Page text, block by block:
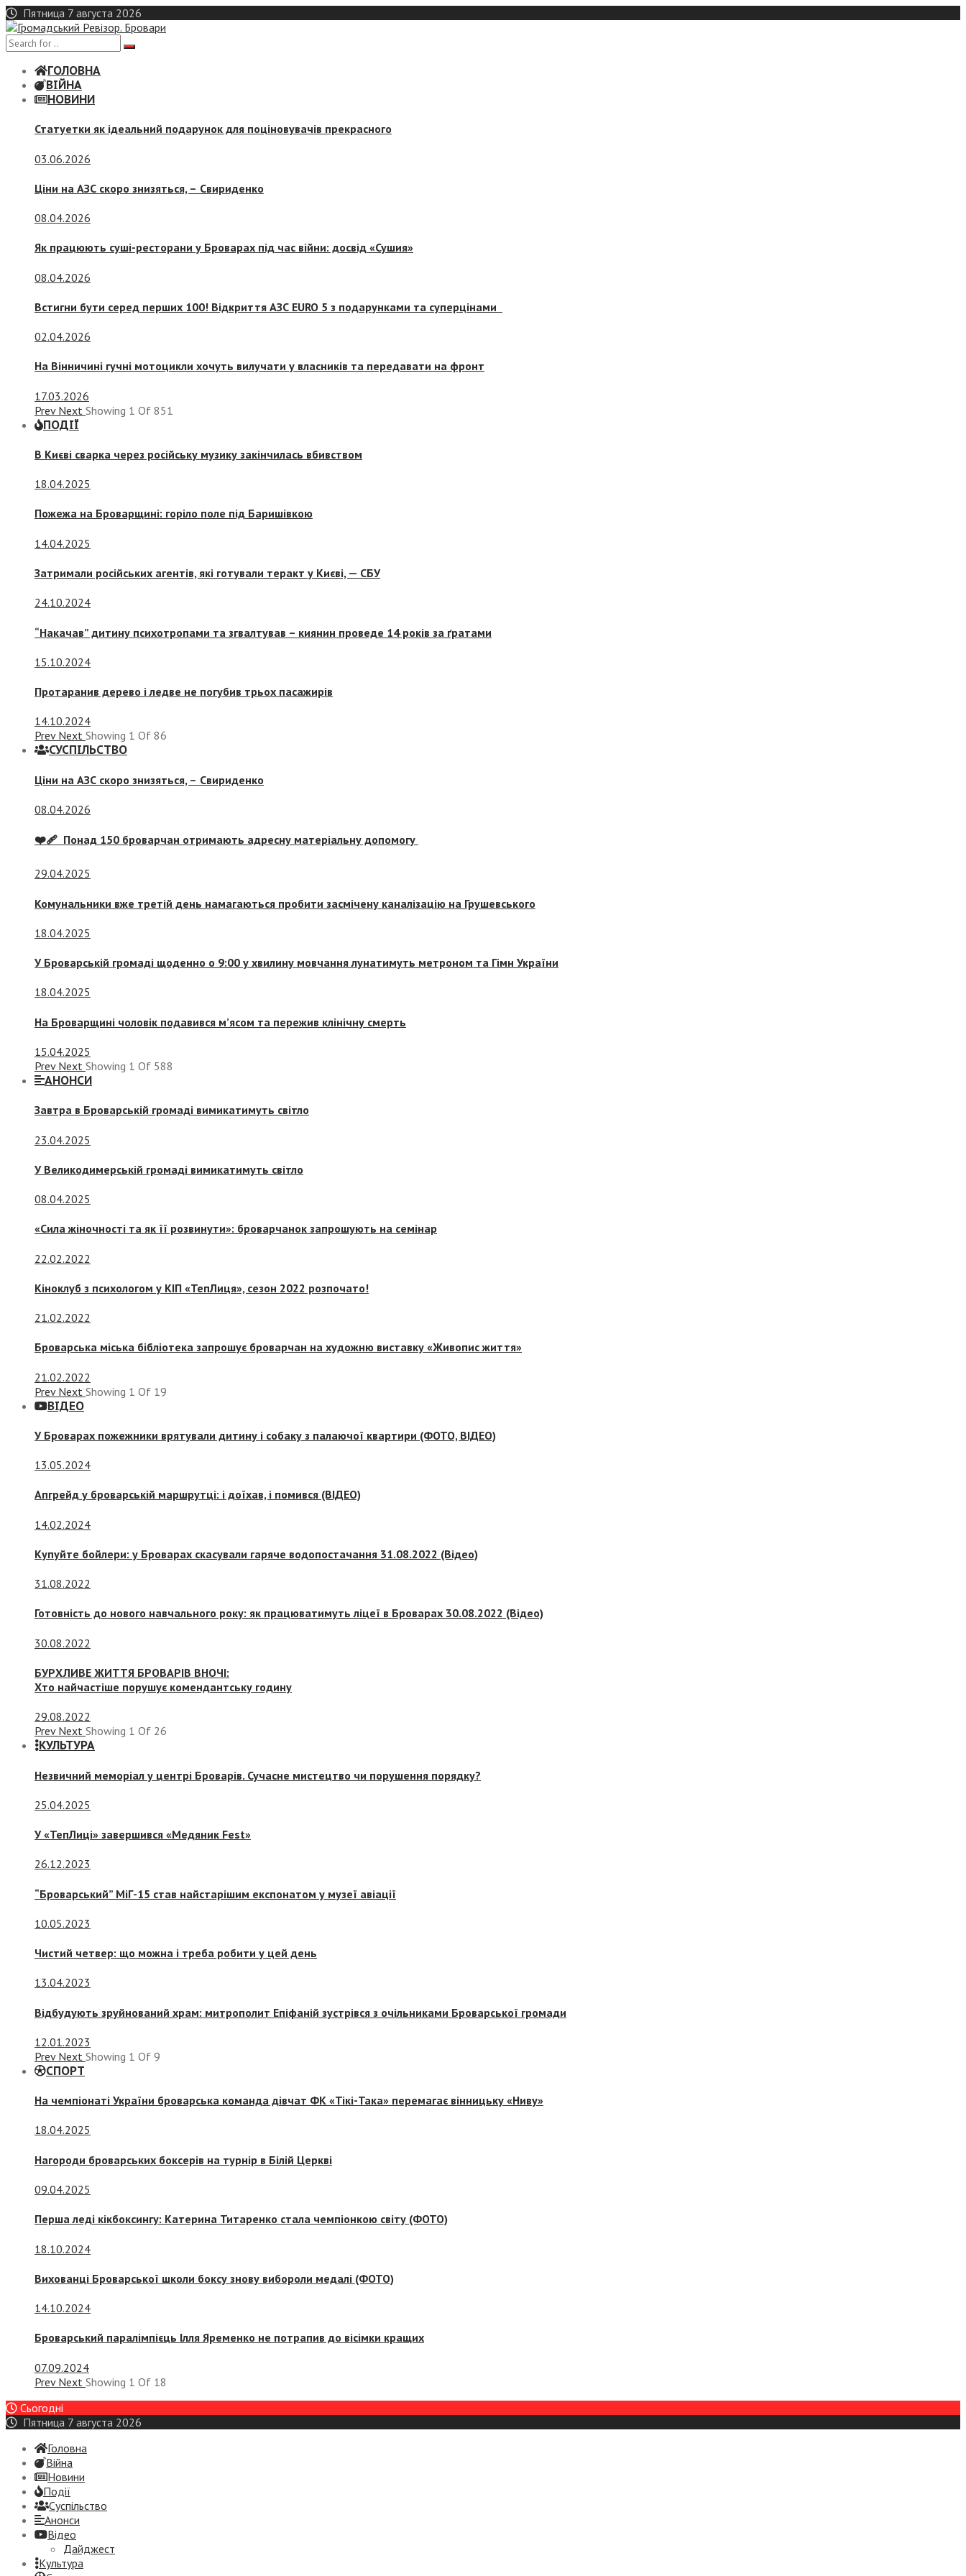
Skip
to
content
Пятница 7 августа 2026
ГОЛОВНА
ВІЙНА
НОВИНИ
Статуетки як ідеальний подарунок для поціновувачів прекрасного
03.06.2026
Ціни на АЗС скоро знизяться, – Свириденко
08.04.2026
Як працюють суші-ресторани у Броварах під час війни: досвід «Сушия»
08.04.2026
Встигни бути серед перших 100! Відкриття АЗС EURO 5 з подарунками та суперцінами
02.04.2026
На Вінничині гучні мотоцикли хочуть вилучати у власників та передавати на фронт
17.03.2026
Prev Next Showing 1 Of 851
ПОДІЇ
В Києві сварка через російську музику закінчилась вбивством
18.04.2025
Пожежа на Броварщині: горіло поле під Баришівкою
14.04.2025
Затримали російських агентів, які готували теракт у Києві, — СБУ
24.10.2024
“Накачав” дитину психотропами та згвалтував – киянин проведе 14 років за ґратами
15.10.2024
Протаранив дерево і ледве не погубив трьох пасажирів
14.10.2024
Prev Next Showing 1 Of 86
СУСПIЛЬСТВО
Ціни на АЗС скоро знизяться, – Свириденко
08.04.2026
❤️‍🩹 Понад 150 броварчан отримають адресну матеріальну допомогу
29.04.2025
Комунальники вже третій день намагаються пробити засмічену каналізацію на Грушевського
18.04.2025
У Броварській громаді щоденно о 9:00 у хвилину мовчання лунатимуть метроном та Гімн України
18.04.2025
На Броварщині чоловік подавився м’ясом та пережив клінічну смерть
15.04.2025
Prev Next Showing 1 Of 588
АНОНСИ
Завтра в Броварській громаді вимикатимуть світло
23.04.2025
У Великодимерській громаді вимикатимуть світло
08.04.2025
«Сила жіночності та як її розвинути»: броварчанок запрошують на семінар
22.02.2022
Кіноклуб з психологом у КІП «ТепЛиця», сезон 2022 розпочато!
21.02.2022
Броварська міська бібліотека запрошує броварчан на художню виставку «Живопис життя»
21.02.2022
Prev Next Showing 1 Of 19
ВІДЕО
У Броварах пожежники врятували дитину і собаку з палаючої квартири (ФОТО, ВІДЕО)
13.05.2024
Апгрейд у броварській маршрутці: і доїхав, і помився (ВІДЕО)
14.02.2024
Купуйте бойлери: у Броварах скасували гаряче водопостачання 31.08.2022 (Відео)
31.08.2022
Готовність до нового навчального року: як працюватимуть ліцеї в Броварах 30.08.2022 (Відео)
30.08.2022
БУРХЛИВЕ ЖИТТЯ БРОВАРІВ ВНОЧІ:
Хто найчастіше порушує комендантську годину
29.08.2022
Prev Next Showing 1 Of 26
КУЛЬТУРА
Незвичний меморіал у центрі Броварів. Сучасне мистецтво чи порушення порядку?
25.04.2025
У «ТепЛиці» завершився «Медяник Fest»
26.12.2023
“Броварський” МіГ-15 став найстарішим експонатом у музеї авіації
10.05.2023
Чистий четвер: що можна і треба робити у цей день
13.04.2023
Відбудують зруйнований храм: митрополит Епіфаній зустрівся з очільниками Броварської громади
12.01.2023
Prev Next Showing 1 Of 9
СПОРТ
На чемпіонаті України броварська команда дівчат ФК «Тікі-Така» перемагає вінницьку «Ниву»
18.04.2025
Нагороди броварських боксерів на турнір в Білій Церкві
09.04.2025
Перша леді кікбоксингу: Катерина Титаренко стала чемпіонкою світу (ФОТО)
18.10.2024
Вихованці Броварської школи боксу знову вибороли медалі (ФОТО)
14.10.2024
Броварський паралімпієць Ілля Яременко не потрапив до вісімки кращих
07.09.2024
Prev Next Showing 1 Of 18
Сьогодні
Пятница 7 августа 2026
Головна
Війна
Новини
Події
Суспiльство
Анонси
Відео
Дайджест
Культура